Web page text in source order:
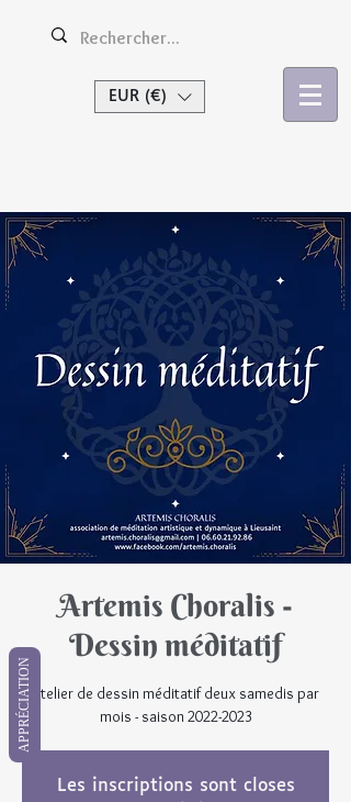
EUR (€)
Artemis Choralis -
Dessin méditatif
Atelier de dessin méditatif deux samedis par
mois - saison 2022-2023
Les inscriptions sont closes
APPRÉCIATION